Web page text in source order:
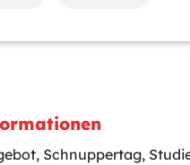
Schnuppertag,